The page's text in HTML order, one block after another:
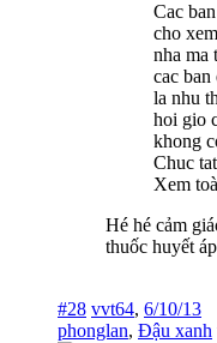
Cac
cho
nha ma
cac
la nhu
hoi gio
khong
Chuc
Xem
Hé hé cảm
thuốc huyết
#28 vvt64, 6/10/13
phonglan, Đậu xanh